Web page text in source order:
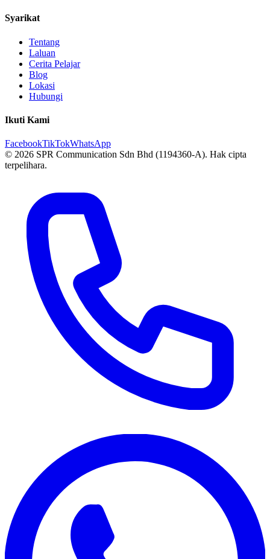
Syarikat
Tentang
Laluan
Cerita Pelajar
Blog
Lokasi
Hubungi
Ikuti Kami
FacebookTikTokWhatsApp
© 2026 SPR Communication Sdn Bhd (1194360-A). Hak cipta
terpelihara.